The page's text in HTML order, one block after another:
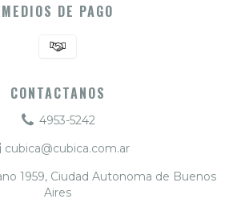
MEDIOS DE PAGO
CONTACTANOS
4953-5242
cubica@cubica.com.ar
1959, Ciudad Autonoma de Buenos
Aires